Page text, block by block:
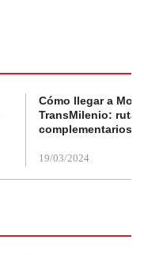
Cómo llegar a
TransMilenio:
complementarios
19/03/2024